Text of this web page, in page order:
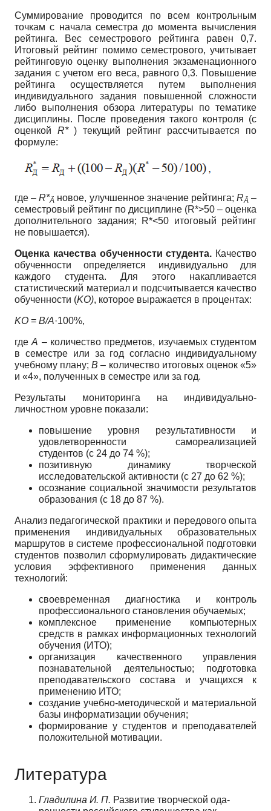
Суммирование проводится по всем контрольным
точкам с начала семестра до момента вычисления
рейтинга. Вес семестрового рейтинга равен 0,7.
Итоговый рейтинг помимо семестрового, учитывает
рейтинговую оценку выполнения экзаменационного
задания с учетом его веса, равного 0,3. Повышение
рейтинга осуществляется путем выполнения
индивидуального задания повышенной сложности
либо выполнения обзора литературы по тематике
дисциплины. После проведения такого контроля (с
оценкой R*) текущий рейтинг рассчитывается по
формуле:
где – R*Ä новое, улучшенное значение рейтинга; RÄ –
семестровый рейтинг по дисциплине (R*>50 – оценка
дополнительного задания; R*<50 итоговый рейтинг
не повышается).
Оценка качества обученности студента. Качество
обученности определяется индивидуально для
каждого студента. Для этого накапливается
статистический материал и подсчитывается качество
обученности (KО), которое выражается в процентах:
KО = В/A·100%,
гдеA – количество предметов, изучаемых студентом
в семестре или за год согласно индивидуальному
учебному плану;B – количество итоговых оценок «5»
и «4», полученных в семестре или за год.
Результаты мониторинга на индивидуально-
личностном уровне показали:
повышение уровня результативности и
удовлетворенности самореализацией
студентов (с 24 до 74 %);
позитивную динамику творческой
исследовательской активности (с 27 до 62 %);
осознание социальной значимости результатов
образования (с 18 до 87 %).
Анализ педагогической практики и передового опыта
применения индивидуальных образовательных
маршрутов в системе профессиональной подготовки
студентов позволил сформулировать дидактические
условия эффективного применения данных
технологий:
своевременная диагностика и контроль
профессионального становления обучаемых;
комплексное применение компьютерных
средств в рамках информационных технологий
обучения (ИТО);
организация качественного управления
познавательной деятельностью; подготовка
преподавательского состава и учащихся к
применению ИТО;
создание учебно-методической и материальной
базы информатизации обучения;
формирование у студентов и преподавателей
положительной мотивации.
Литература
Гладилина И. П. Развитие творческой ода-